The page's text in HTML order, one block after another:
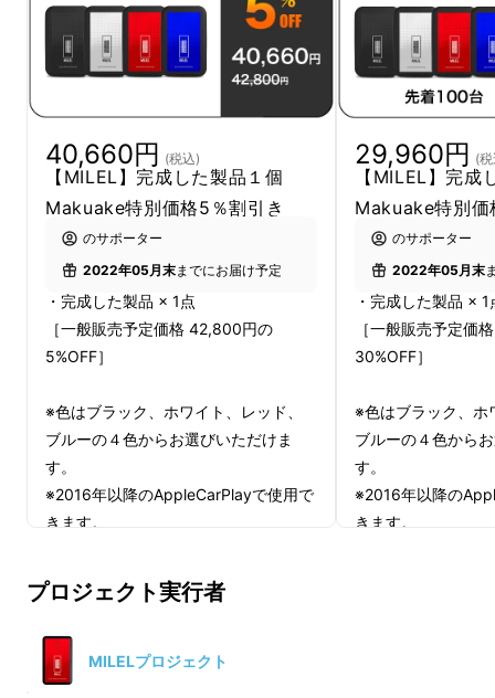
制限がかかって閲覧する事ができないAmazon
PrimeやNetflixも自由に閲覧することができる
ようになります。
ジェクトはShenzhen Xinhai Vision
Technology Co., Ltd.の日本における独占販
売権を有する正規代理店です。詳細に関して
は、ページ下部のリスク&チャレンジをご確認
ください。
40,660円 (税込)
【MILEL】完成した製品１個
Makuake特別価格5％割引き
のサポーター
2022年05月末までにお届け予定
・完成した製品 × 1点
［一般販売予定価格 42,800円の
5%OFF］
※色はブラック、ホワイト、レッド、
ブルーの４色からお選びいただけま
す。
※2016年以降のAppleCarPlayで使用で
きます。
上した場合、正規販売価格が販売予定
価格より下がる可能性もございます。
※デザイン・仕様は変更になる可能性
もございます。ご了承ください。
※ご注文状況、使用部材の供給状況、
29,960円 (
【MILEL】完成
Makuake特別
のサポーター
2022年05月末
・完成した製品 × 1
［一般販売予定価
30%OFF］
※色はブラック、ホ
ブルーの４色から
す。
※2016年以降の
きます。
プロジェクト実行者
MILELプロジェクト